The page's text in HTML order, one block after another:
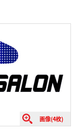
画像(4枚)